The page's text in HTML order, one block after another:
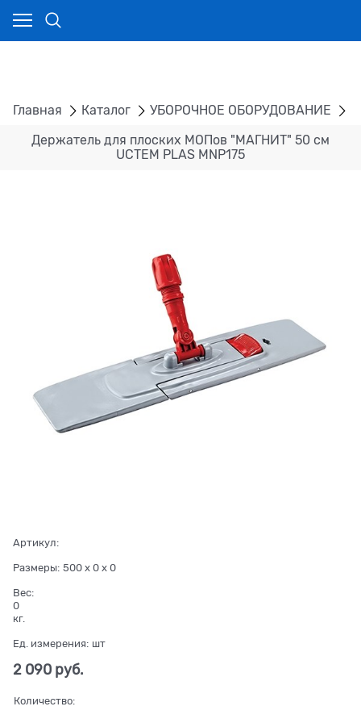
Главная Каталог УБОРОЧНОЕ ОБОРУДОВАНИЕ
Держатель для плоских МОПов "МАГНИТ" 50 см
UCTEM PLAS MNP175
Артикул:
Размеры: 500 x 0 x 0
Вес:
0
кг.
Ед. измерения: шт
2 090 руб.
Количество: